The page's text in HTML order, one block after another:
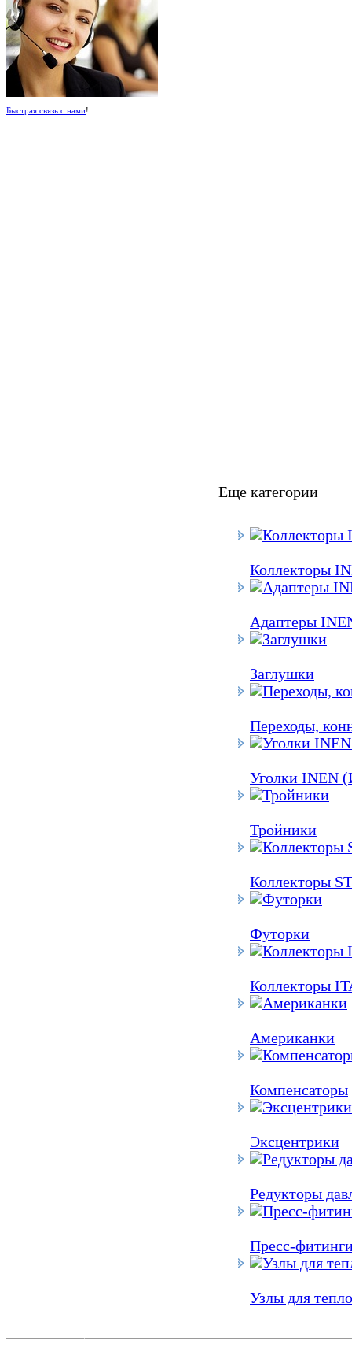
Быстрая связь с нами!
Еще категории
Коллекторы
Адаптеры
Заглушки
Переходы,
Уголки INEN
Тройники
Коллекторы
Футорки
Коллекторы
Американки
Компенсаторы
Эксцентрики
Редукторы
Пресс-
Узлы для